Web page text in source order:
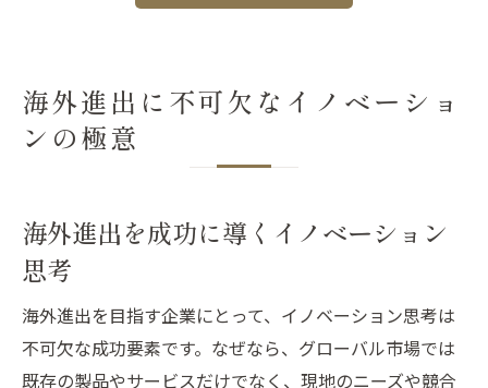
海外進出に不可欠なイノベーショ
ンの極意
海外進出を成功に導くイノベーション
思考
海外進出を目指す企業にとって、イノベーション思考は
不可欠な成功要素です。なぜなら、グローバル市場では
既存の製品やサービスだけでなく、現地のニーズや競合